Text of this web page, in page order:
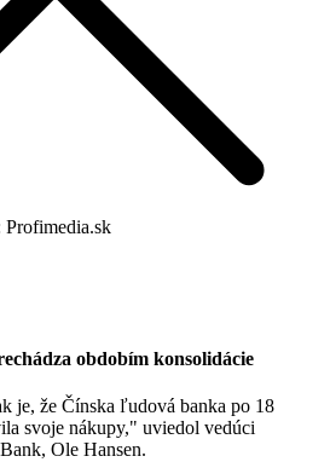
Profimedia.sk
obdobím konsolidácie
je, že Čínska ľudová banka po 18
svoje nákupy," uviedol vedúci
Ole Hansen.